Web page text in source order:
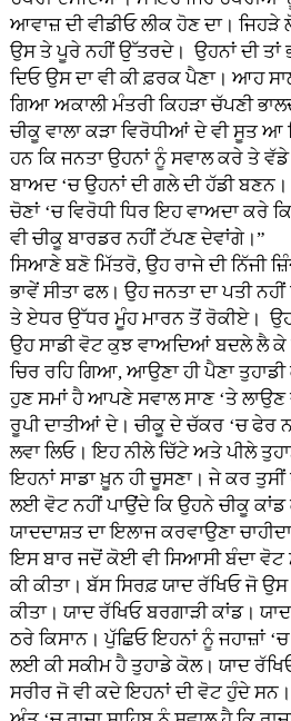
ਆਵਾਜ਼ ਦੀ ਵੀਡੀਓ ਲੀਕ ਹੋਣ ਦਾ।
ਉਸ ਤੇ ਪੂਰੇ ਨਹੀਂ ਉੱਤਰਦੇ। ਉਹਨਾਂ ਦੀ ਤਾਂ
ਦਿਓ ਉਸ ਦਾ ਵੀ ਕੀ ਫ਼ਰਕ ਪੈਣਾ। ਆਹ
ਗਿਆ ਅਕਾਲੀ ਮੰਤਰੀ ਕਿਹੜਾ ਚੱਪਣੀ
ਚੀਕੂ ਵਾਲਾ ਕੜਾ ਵਿਰੋਧੀਆਂ ਦੇ ਵੀ ਸੂਤ
ਹਨ ਕਿ ਜਨਤਾ ਉਹਨਾਂ ਨੂੰ ਸਵਾਲ ਕਰੇ ਤੇ
ਬਾਅਦ ‘ਚ ਉਹਨਾਂ ਦੀ ਗਲੇ ਦੀ ਹੱਡੀ
ਚੋਣਾਂ ‘ਚ ਵਿਰੋਧੀ ਧਿਰ ਇਹ ਵਾਅਦਾ ਕਰੇ
ਵੀ ਚੀਕੂ ਬਾਰਡਰ ਨਹੀਂ ਟੱਪਣ ਦੇਵਾਂਗੇ।”
ਸਿਆਣੇ ਬਣੋ ਮਿੱਤਰੋ, ਉਹ ਰਾਜੇ ਦੀ ਨਿੱਜੀ
ਭਾਵੇਂ ਸੀਤਾ ਫਲ। ਉਹ ਜਨਤਾ ਦਾ ਪਤੀ
ਤੇ ਏਧਰ ਉੱਧਰ ਮੂੰਹ ਮਾਰਨ ਤੋਂ ਰੋਕੀਏ। ਉਹ
ਉਹ ਸਾਡੀ ਵੋਟ ਕੁਝ ਵਾਅਦਿਆਂ ਬਦਲੇ ਲੈ ਕੇ
ਚਿਰ ਰਹਿ ਗਿਆ, ਆਉਣਾ ਹੀ ਪੈਣਾ
ਹੁਣ ਸਮਾਂ ਹੈ ਆਪਣੇ ਸਵਾਲ ਸਾਣ ‘ਤੇ ਲਾਉਣ
ਰੂਪੀ ਦਾਤੀਆਂ ਦੇ। ਚੀਕੂ ਦੇ ਚੱਕਰ ‘ਚ ਫੇਰ
ਲਵਾ ਲਿਓ। ਇਹ ਨੀਲੇ ਚਿੱਟੇ ਅਤੇ ਪੀਲੇ
ਇਹਨਾਂ ਸਾਡਾ ਖ਼ੂਨ ਹੀ ਚੂਸਣਾ। ਜੇ ਕਰ
ਲਈ ਵੋਟ ਨਹੀਂ ਪਾਉਂਦੇ ਕਿ ਉਹਨੇ ਚੀਕੂ ਕਾਂਡ
ਯਾਦਦਾਸ਼ਤ ਦਾ ਇਲਾਜ ਕਰਵਾਉਣਾ
ਇਸ ਬਾਰ ਜਦੋਂ ਕੋਈ ਵੀ ਸਿਆਸੀ ਬੰਦਾ
ਕੀ ਕੀਤਾ। ਬੱਸ ਸਿਰਫ਼ ਯਾਦ ਰੱਖਿਓ ਜੋ
ਕੀਤਾ। ਯਾਦ ਰੱਖਿਓ ਬਰਗਾੜੀ ਕਾਂਡ।
ਠਰੇ ਕਿਸਾਨ। ਪੁੱਛਿਓ ਇਹਨਾਂ ਨੂੰ ਜਹਾਜ਼ਾਂ
ਲਈ ਕੀ ਸਕੀਮ ਹੈ ਤੁਹਾਡੇ ਕੋਲ। ਯਾਦ
ਸਰੀਰ ਜੋ ਵੀ ਕਦੇ ਇਹਨਾਂ ਦੀ ਵੋਟ ਹੁੰਦੇ ਸਨ।